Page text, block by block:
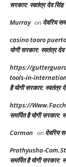
सरकार: स्वतंत्र देव सिंह
Murray on देवरिय
casino taoro
योगी सरकार: स्वतंत्र देव
https://
tools-in-
है योगी सरकार: स्वतंत्र
https://
समर्पित है योगी सरकार:
Carmon on देवरिय
Prathyusha-
समर्पित है योगी सरकार: